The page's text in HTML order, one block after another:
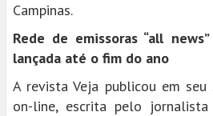
Campinas.
Rede de emissoras “all
lançada até o fim do ano
A revista Veja publicou em
on-line, escrita pelo